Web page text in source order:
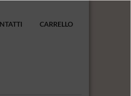
CARRELLO